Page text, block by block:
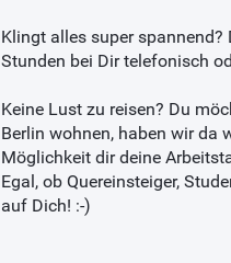
Klingt alles super
Stunden bei Dir telefonisch
Keine Lust zu reisen? Du
Berlin wohnen, haben wir da
Möglichkeit dir deine
Egal, ob Quereinsteiger,
auf Dich! :-)